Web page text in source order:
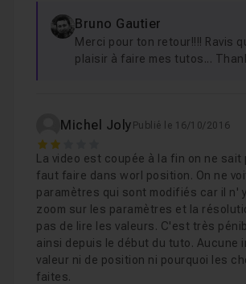
Bruno Gautier
Merci pour ton retour!!!! Ravis
plaisir à faire mes tutos...
Michel Joly Publié le 16/10/2016
2
La video est coupée à la fin on ne sait
faut faire dans worl position. On ne
paramètres qui sont modifiés car il n'
zoom sur les paramètres et la
pas de lire les valeurs. C'est très
ainsi depuis le début du tuto. Aucune
valeur ni de position ni pourquoi les
faites.